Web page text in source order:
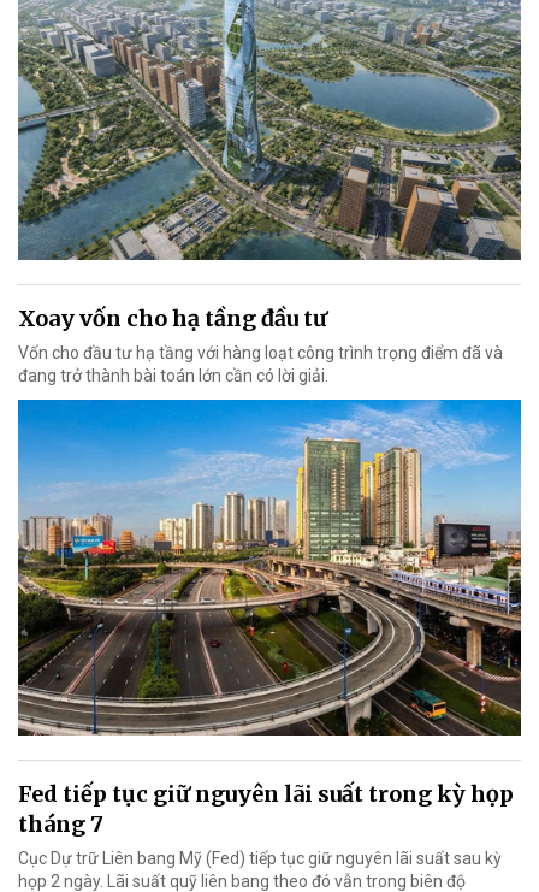
Xoay vốn cho hạ tầng đầu tư
Vốn cho đầu tư hạ tầng với hàng loạt công trình trọng điểm đã và
đang trở thành bài toán lớn cần có lời giải.
Fed tiếp tục giữ nguyên lãi suất trong kỳ họp
tháng 7
Cục Dự trữ Liên bang Mỹ (Fed) tiếp tục giữ nguyên lãi suất sau kỳ
họp 2 ngày. Lãi suất quỹ liên bang theo đó vẫn trong biên độ